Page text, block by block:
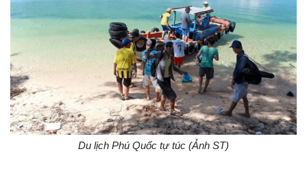
Du lịch Phú Quốc tự túc (Ảnh ST)